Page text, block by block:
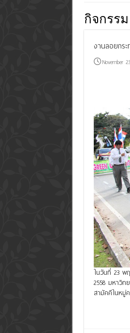
กิจกรร
งานลอยกร
November
ในวันที่ 23 พ
2558 มหาวิท
สามัคคีในหมู่